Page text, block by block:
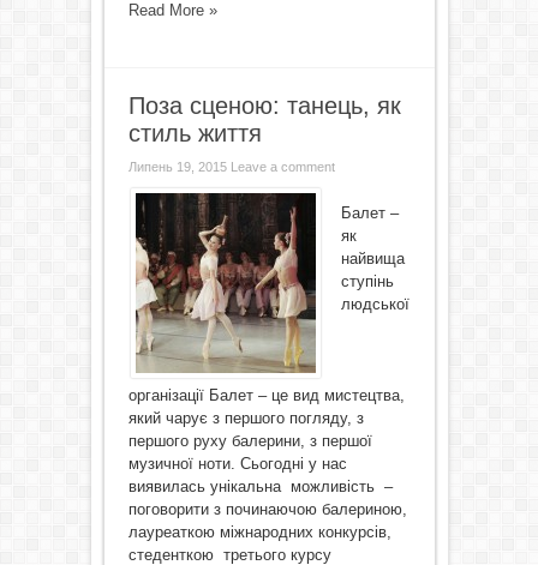
Read More »
Поза сценою: танець, як
стиль життя
Липень 19, 2015 Leave a comment
Балет –
як
найвища
ступінь
людської
організації Балет – це вид мистецтва,
який чарує з першого погляду, з
першого руху балерини, з першої
музичної ноти. Сьогодні у нас
виявилась унікальна можливість –
поговорити з починаючою балериною,
лауреаткою міжнародних конкурсів,
стеденткою третього курсу